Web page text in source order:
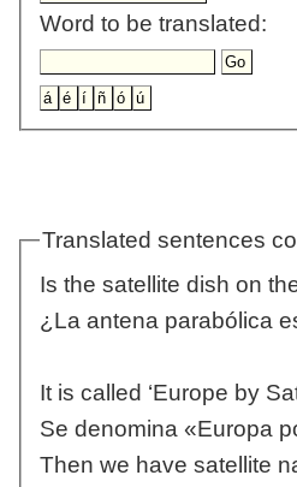
Word to be translated:
Translated sentences
Is the satellite dish on
¿La antena parabólica
It is called ‘Europe by
Se denomina «Europa
Then we have satellite